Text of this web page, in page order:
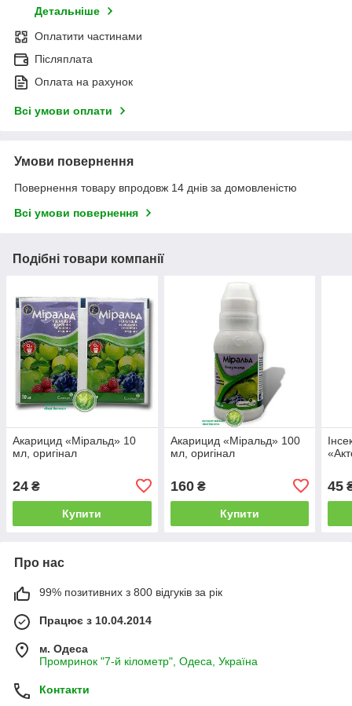
Детальніше
Оплатити частинами
Післяплата
Оплата на рахунок
Всі умови оплати
Умови повернення
Повернення товару впродовж 14 днів за домовленістю
Всі умови повернення
Подібні товари компанії
Акарицид «Міральд» 10
мл, оригінал
24 ₴
Купити
Акарицид «Міральд» 100
мл, оригінал
160₴
Купити
45
Про нас
99% позитивних з 800 відгуків за рік
Працює з 10.04.2014
м. Одеса
Промринок "7-й кілометр", Одеса, Україна
Контакти